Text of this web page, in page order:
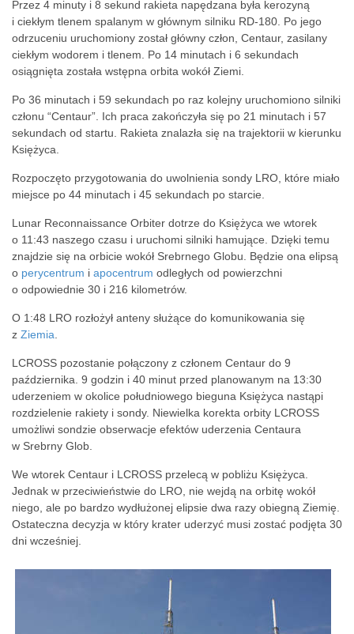
Przez 4 minuty i 8 sekund rakieta napędzana była kerozyną
i ciekłym tlenem spalanym w głównym silniku RD-180. Po jego
odrzuceniu uruchomiony został główny człon, Centaur, zasilany
ciekłym wodorem i tlenem. Po 14 minutach i 6 sekundach
osiągnięta została wstępna orbita wokół Ziemi.
Po 36 minutach i 59 sekundach po raz kolejny uruchomiono silniki
członu “Centaur”. Ich praca zakończyła się po 21 minutach i 57
sekundach od startu. Rakieta znalazła się na trajektorii w kierunku
Księżyca.
Rozpoczęto przygotowania do uwolnienia sondy LRO, które miało
miejsce po 44 minutach i 45 sekundach po starcie.
Lunar Reconnaissance Orbiter dotrze do Księżyca we wtorek
o 11:43 naszego czasu i uruchomi silniki hamujące. Dzięki temu
znajdzie się na orbicie wokół Srebrnego Globu. Będzie ona elipsą
o perycentrum i apocentrum odległych od powierzchni
o odpowiednie 30 i 216 kilometrów.
O 1:48 LRO rozłożył anteny służące do komunikowania się
z Ziemia
LCROSS pozostanie połączony z członem Centaur do 9
października. 9 godzin i 40 minut przed planowanym na 13:30
uderzeniem w okolice południowego bieguna Księżyca nastąpi
rozdzielenie rakiety i sondy. Niewielka korekta orbity LCROSS
umożliwi sondzie obserwacje efektów uderzenia Centaura
w Srebrny Glob.
We wtorek Centaur i LCROSS przelecą w pobliżu Księżyca.
Jednak w przeciwieństwie do LRO, nie wejdą na orbitę wokół
niego, ale po bardzo wydłużonej elipsie dwa razy obiegną Ziemię.
Ostateczna decyzja w który krater uderzyć musi zostać podjęta 30
dni wcześniej.